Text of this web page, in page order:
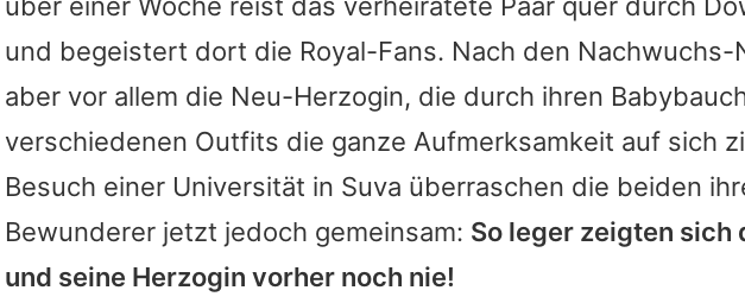
und begeistert dort die Royal-Fans. Nach den Nachwuchs-
aber vor allem die Neu-Herzogin, die durch ihren
verschiedenen Outfits die ganze Aufmerksamkeit auf sich
Besuch einer Universität in Suva überraschen die beiden
Bewunderer jetzt jedoch gemeinsam: So leger zeigten sich
und seine Herzogin vorher noch nie!